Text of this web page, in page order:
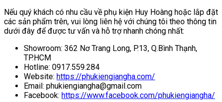
Nếu quý khách có nhu cầu về phụ kiện Huy Hoàng hoặc lắp đặt
các sản phẩm trên, vui lòng liên hệ với chúng tôi theo thông tin
dưới đây để được tư vấn và hỗ trợ nhanh chóng nhất:
Showroom: 362 Nơ Trang Long, P.13, Q.Bình Thạnh,
TP.HCM
Hotline: 0917.559.284
Website: https://phukiengiangha.com/
Email: phukiengiangha@gmail.com
Facebook: https://www.facebook.com/phukiengiangha/